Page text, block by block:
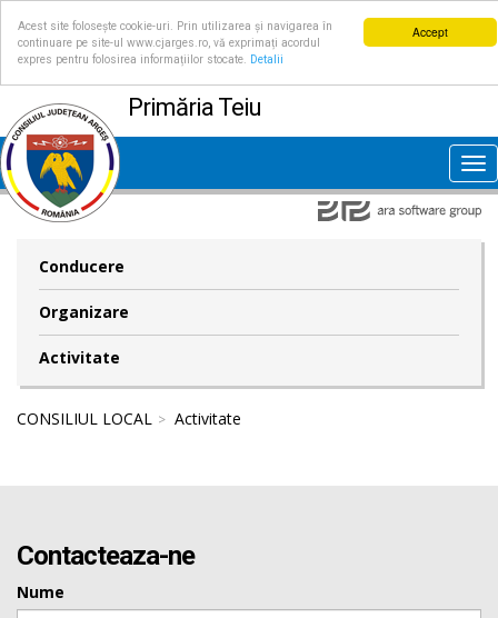
Accept
Acest site folosește cookie-uri. Prin utilizarea și navigarea în
continuare pe site-ul www.cjarges.ro, vă exprimați acordul
expres pentru folosirea informațiilor stocate.
Detalii
Primăria Teiu
Conducere
Organizare
Activitate
CONSILIUL LOCAL Activitate
Contacteaza-ne
Nume